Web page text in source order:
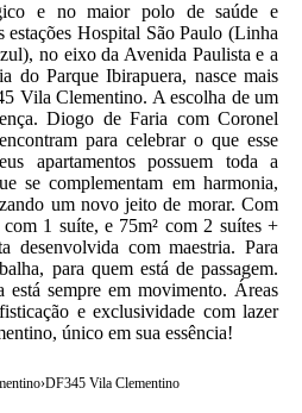
e no maior polo de saúde e
estações Hospital São Paulo (Linha
no eixo da Avenida Paulista e a
do Parque Ibirapuera, nasce mais
Vila Clementino. A escolha de um
Diogo de Faria com Coronel
para celebrar o que esse
apartamentos possuem toda a
se complementam em harmonia,
um novo jeito de morar. Com
com 1 suíte, e 75m² com 2 suítes +
desenvolvida com maestria. Para
para quem está de passagem.
está sempre em movimento. Áreas
e exclusividade com lazer
único em sua essência!
›DF345 Vila Clementino